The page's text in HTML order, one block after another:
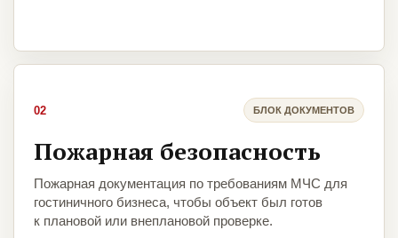
02 БЛОК ДОКУМЕНТОВ
Пожарная безопасность
Пожарная документация по требованиям МЧС для
гостиничного бизнеса, чтобы объект был готов
к плановой или внеплановой проверке.